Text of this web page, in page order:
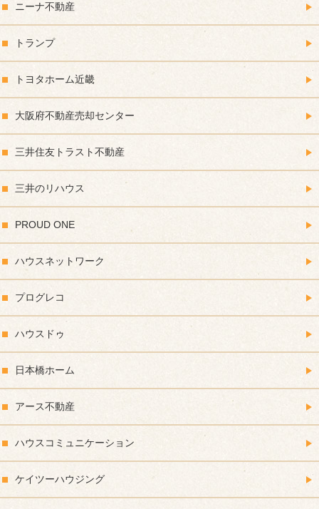
ニーナ不動産
トランプ
トヨタホーム近畿
大阪府不動産売却センター
三井住友トラスト不動産
三井のリハウス
PROUD ONE
ハウスネットワーク
プログレコ
ハウスドゥ
日本橋ホーム
アース不動産
ハウスコミュニケーション
ケイツーハウジング